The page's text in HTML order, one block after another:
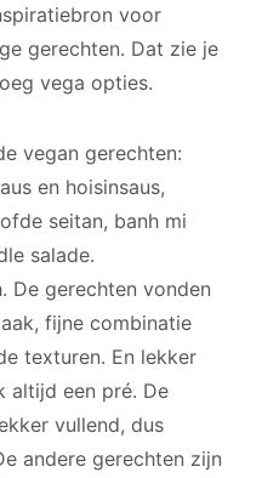
voor
gerechten. Dat zie je
vega opties.
vegan gerechten:
en hoisinsaus,
seitan, banh mi
salade.
De gerechten vonden
fijne combinatie
texturen. En lekker
altijd een pré. De
vullend, dus
andere gerechten zijn